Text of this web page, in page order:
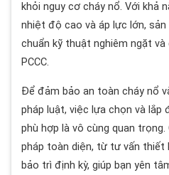
khỏi nguy cơ cháy nổ. Với khả
nhiệt độ cao và áp lực lớn,
chuẩn kỹ thuật nghiêm ngặt và
PCCC.
Để đảm bảo an toàn cháy nổ
pháp luật, việc lựa chọn và
phù hợp là vô cùng quan
pháp toàn diện, từ tư vấn thiết
bảo trì định kỳ, giúp bạn yên